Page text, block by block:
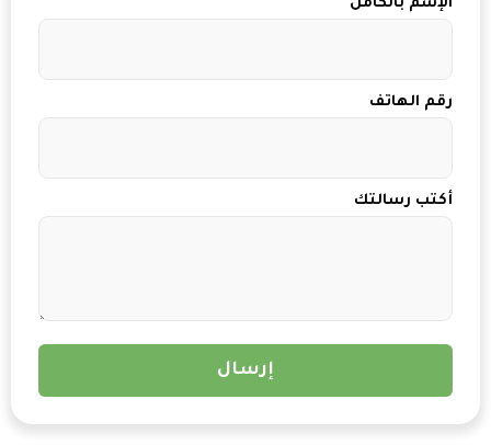
الإسم بالكامل
رقم الهاتف
أكتب رسالتك
إرسال